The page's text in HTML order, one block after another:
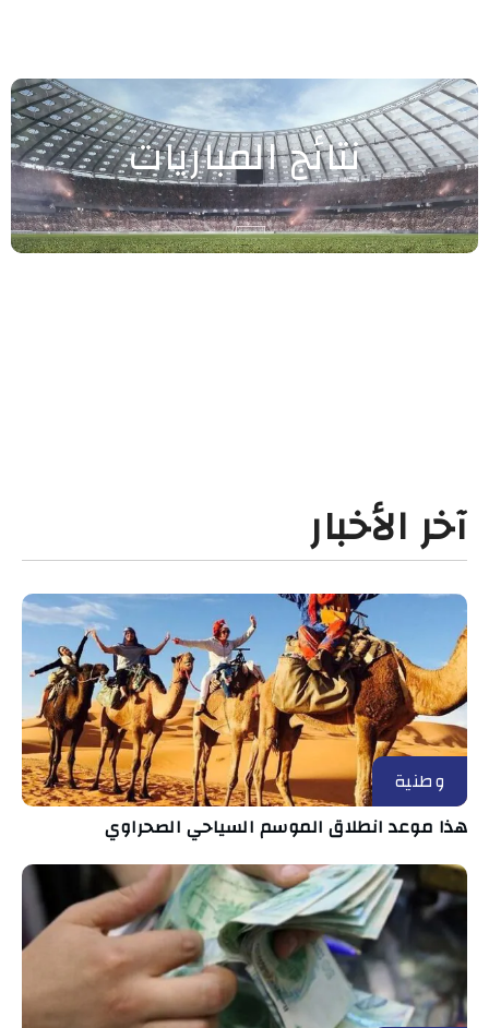
نتائج المباريات
آخر الأخبار
وطنية
هذا موعد انطلاق الموسم السياحي الصحراوي